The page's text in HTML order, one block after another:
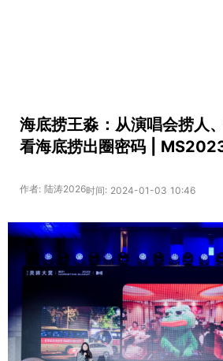
海底捞王淼：从演唱会捞人
看海底捞出圈密码 |
作者: 陆涛2026时间: 2024-01-03 10:46